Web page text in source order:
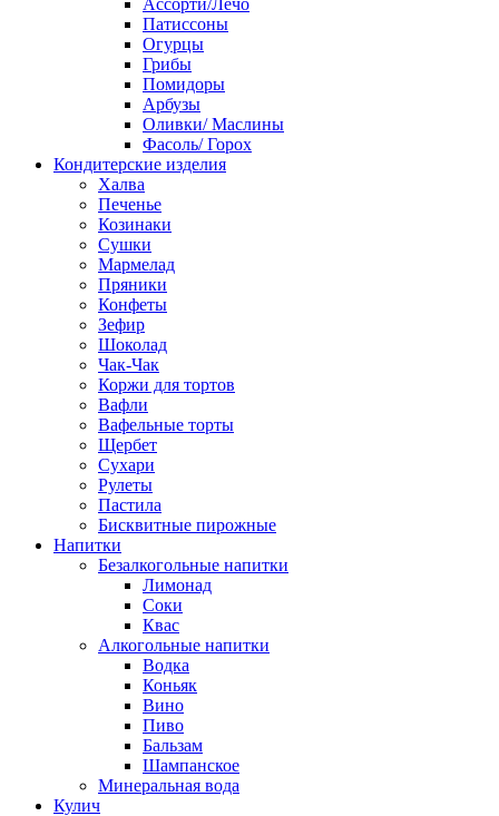
Ассорти/Лечо
Патиссоны
Огурцы
Грибы
Помидоры
Арбузы
Оливки/ Маслины
Фасоль/ Горох
Кондитерские изделия
Халва
Печенье
Козинаки
Сушки
Мармелад
Пряники
Конфеты
Зефир
Шоколад
Чак-Чак
Коржи для тортов
Вафли
Вафельные торты
Щербет
Сухари
Рулеты
Пастила
Бисквитные пирожные
Напитки
Безалкогольные напитки
Лимонад
Соки
Квас
Алкогольные напитки
Водка
Коньяк
Вино
Пиво
Бальзам
Шампанское
Минеральная вода
Кулич